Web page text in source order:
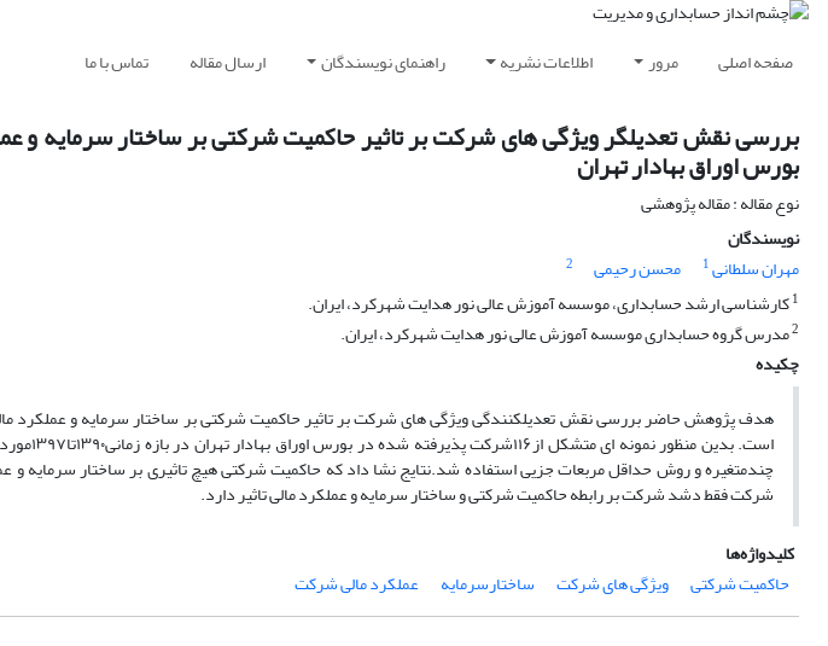
صفحه اصلی مرور اطلاعات نشریه راهنمای نویسندگان ارسال مقاله تماس با ما
بررسی نقش تعدیلگر ویژگی های شرکت بر تاثیر حاکمیت شرکتی بر ساختار سرمایه و
بورس اوراق بهادار تهران
نوع مقاله : مقاله پژوهشی
نویسندگان
مهران سلطانی1 محسن رحیمی
2
1کارشناسی ارشد حسابداری، موسسه آموزش عالی نور هدایت شهرکرد، ایران.
2مدرس گروه حسابداری موسسه آموزش عالی نور هدایت شهرکرد، ایران.
چکیده
هدف پژوهش حاضر بررسی نقش تعدیلکنندگی ویژگی های شرکت بر تاثیر حاکمیت شرکتی بر ساختار سرمایه و عملکرد
است. بدین
چندمتغیره و روش حداقل مربعات جزیی استفاده شد.نتایج نشا داد که حاکمیت شرکتی هیچ تاثیری بر ساختار سرمایه و
شرکت فقط دشد شرکت بر رابطه حاکمیت شرکتی و ساختار سرمایه و عملکرد مالی تاثیر دارد.
کلیدواژه‌ها
حاکمیت شرکتی
ویژگی های شرکت ساختارسرمایه عملکرد مالی شرکت